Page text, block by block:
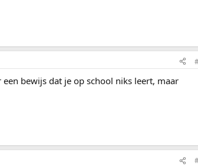
een bewijs dat je op school niks leert, maar